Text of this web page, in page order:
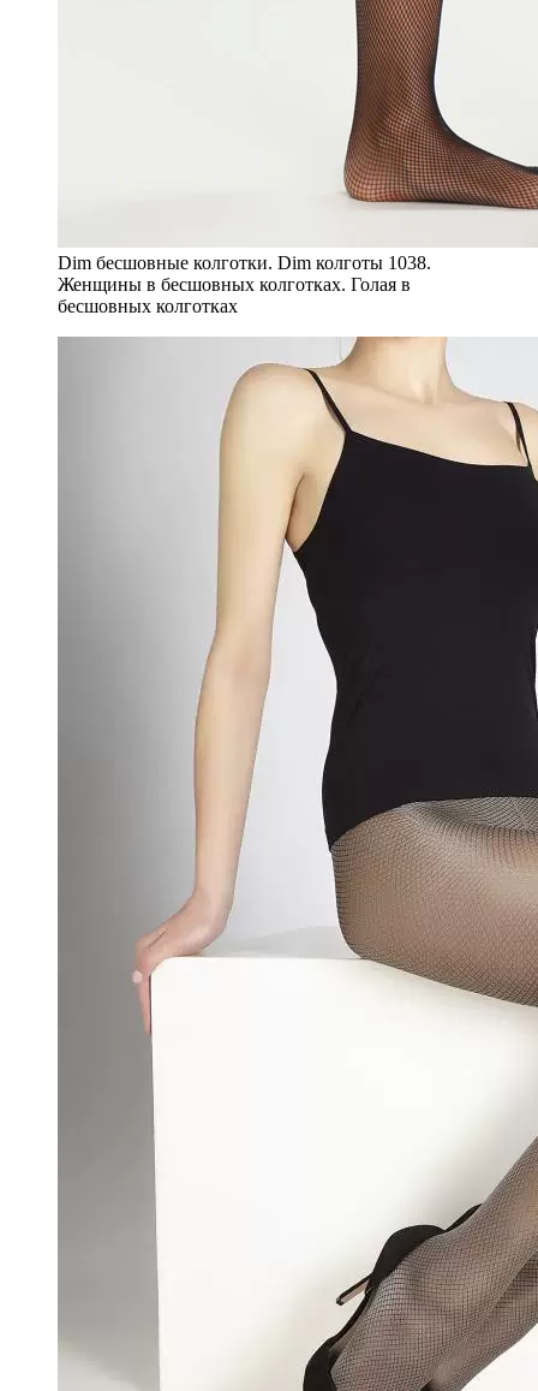
Dim бесшовные колготки. Dim колготы 1038.
Женщины в бесшовных колготках. Голая в
бесшовных колготках